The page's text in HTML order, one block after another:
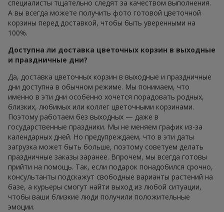
специалисты тщательно следят за качеством выполнения.
А вы всегда можете получить фото готовой цветочной
корзины перед доставкой, чтобы быть уверенными на
100%.
Доступна ли доставка цветочных корзин в выходные
и праздничные дни?
Да, доставка цветочных корзин в выходные и праздничные
дни доступна в обычном режиме. Мы понимаем, что
именно в эти дни особенно хочется порадовать родных,
близких, любимых или коллег цветочными корзинами.
Поэтому работаем без выходных — даже в
государственные праздники. Мы не меняем график из-за
календарных дней. Но предупреждаем, что в эти даты
загрузка может быть больше, поэтому советуем делать
праздничные заказы заранее. Впрочем, мы всегда готовы
прийти на помощь. Так, если подарок понадобился срочно,
консультанты подскажут свободные варианты растений на
базе, а курьеры смогут найти выход из любой ситуации,
чтобы ваши близкие люди получили положительные
эмоции.